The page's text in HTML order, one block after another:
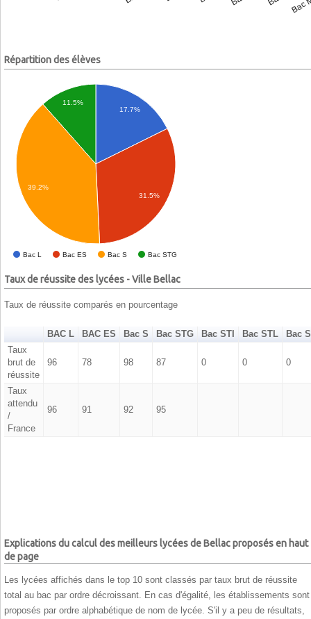
Répartition des élèves
Bac L Bac ES Bac S Bac STG
17.7%
31.5%
11.5%
39.2%
Taux de réussite des lycées - Ville Bellac
Taux de réussite comparés en pourcentage
BAC L BAC ES Bac S Bac STG Bac STI Bac STL
Bac
Taux
brut de
réussite
96 78 98 87 0 0 0
Taux
attendu
/
France
96 91 92 95
Explications du calcul des meilleurs lycées de Bellac proposés en haut
de page
Les lycées affichés dans le top 10 sont classés par taux brut de réussite
total au bac par ordre décroissant. En cas d'égalité, les établissements sont
proposés par ordre alphabétique de nom de lycée. S'il y a peu de résultats,